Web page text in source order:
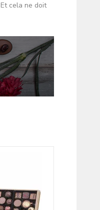
cela ne doit